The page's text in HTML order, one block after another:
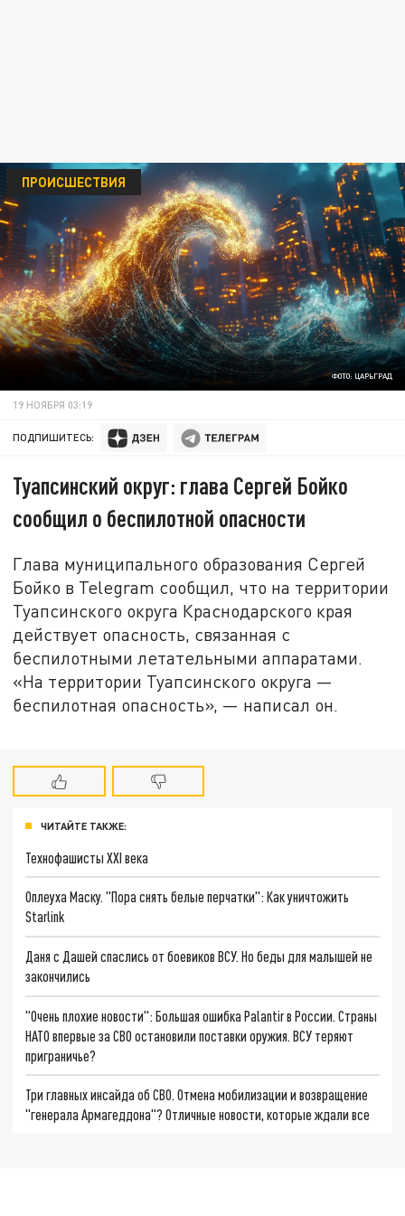
ФОТО: ЦАРЬГРАД
ПРОИСШЕСТВИЯ
19 НОЯБРЯ 03:19
ПОДПИШИТЕСЬ:
Туапсинский округ: глава Сергей Бойко
сообщил о беспилотной опасности
Глава муниципального образования Сергей
Бойко в Telegram сообщил, что на территории
Туапсинского округа Краснодарского края
действует опасность, связанная с
беспилотными летательными аппаратами.
«На территории Туапсинского округа —
беспилотная опасность», — написал он.
ЧИТАЙТЕ ТАКЖЕ:
Технофашисты XXI века
Оплеуха Маску. "Пора снять белые перчатки": Как уничтожить
Starlink
Даня с Дашей спаслись от боевиков ВСУ. Но беды для малышей не
закончились
"Очень плохие новости": Большая ошибка Palantir в России. Страны
НАТО впервые за СВО остановили поставки оружия. ВСУ теряют
приграничье?
Три главных инсайда об СВО. Отмена мобилизации и возвращение
"генерала Армагеддона"? Отличные новости, которые ждали все